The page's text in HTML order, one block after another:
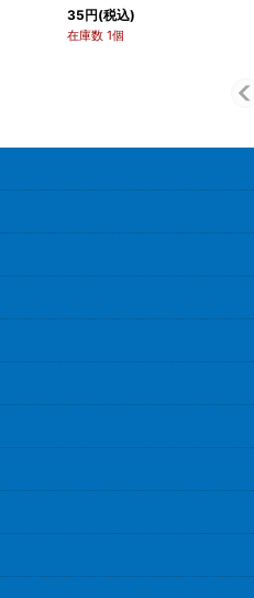
35円(税込)
在庫数 1個